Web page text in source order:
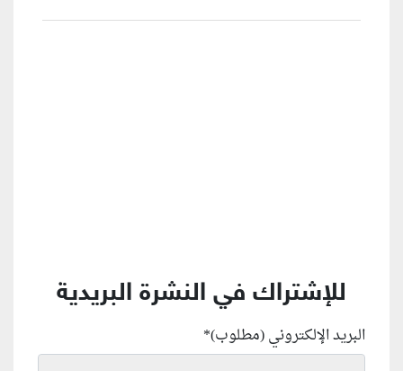
للإشتراك في النشرة البريدية
البريد الإلكتروني (مطلوب)*